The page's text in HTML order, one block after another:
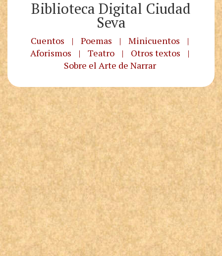
Biblioteca Digital Ciudad
Seva
Cuentos | Poemas | Minicuentos
|
Aforismos
| Teatro | Otros textos
|
Sobre el Arte de Narrar